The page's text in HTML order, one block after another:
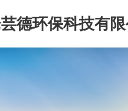
德环保科技有